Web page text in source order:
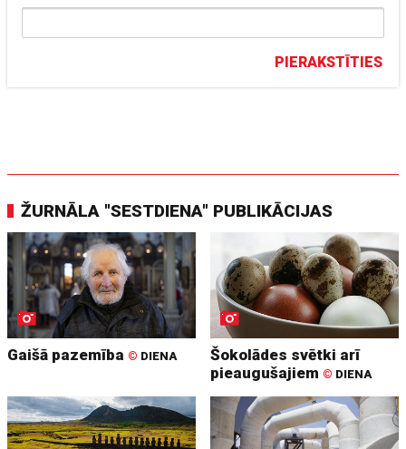
PIERAKSTĪTIES
ŽURNĀLA "SESTDIENA" PUBLIKĀCIJAS
Gaišā pazemība © DIENA
Šokolādes svētki arī
pieaugušajiem © DIENA